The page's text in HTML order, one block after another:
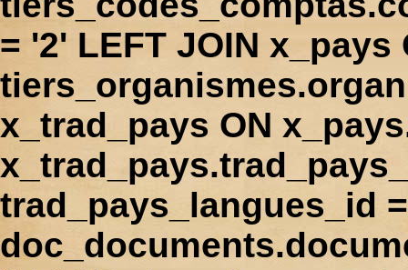
= '2' LEFT JOIN
x_trad_pays ON
trad_pays_langues_id